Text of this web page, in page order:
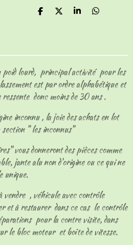
P
g
r
P
g
r
P
g
r
P
g
r
poid lourd, principal activité pour les
est par ordre alphabétique et
donc moins de 30 ans .
inconnu , la joie des achats en lot
" les inconnus"
vous donneront des pièces comme
jante alu non d'origine ou ce qui ne
unique.
, véhicule avec contrôle
et à restaurer dans ce cas le contrôle
pour la contre visite, dans
le bloc moteur et boîte de vitesse.